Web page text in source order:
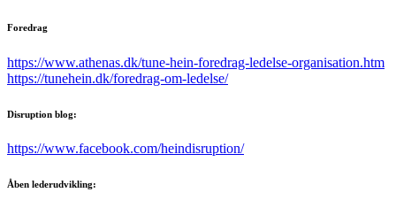
Foredrag
https://www.athenas.dk/tune-hein-foredrag-ledelse-organisation.htm
https://tunehein.dk/foredrag-om-ledelse/
Disruption blog:
https://www.facebook.com/heindisruption/
Åben lederudvikling: